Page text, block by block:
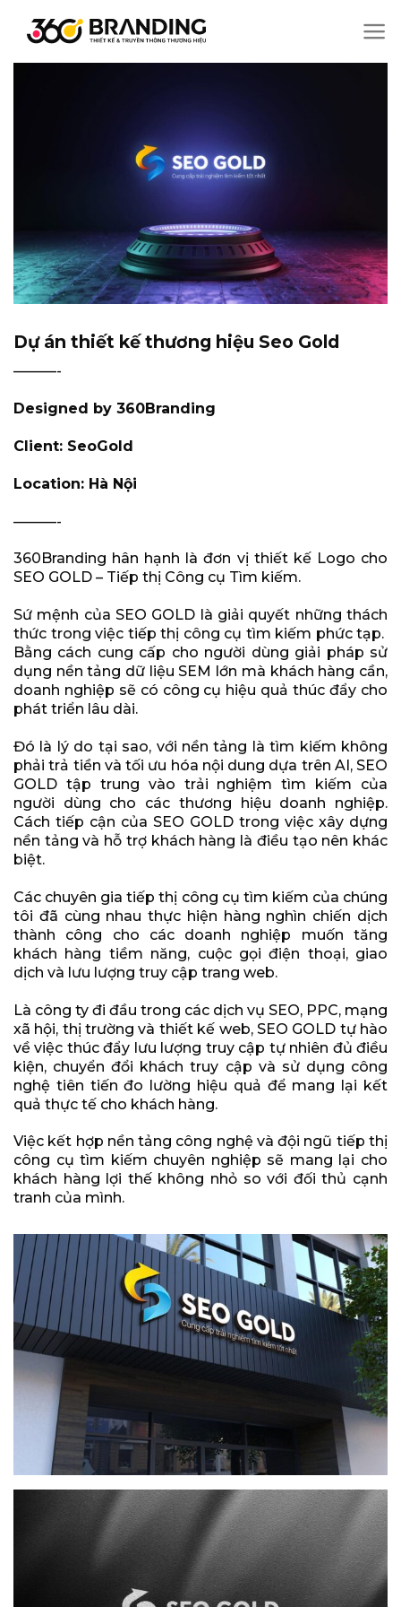
dung
Dự án thiết kế thương hiệu Seo Gold
———-
Designed by 360Branding
Client: SeoGold
Location: Hà Nội
———-
360Branding hân hạnh là đơn vị thiết kế Logo cho
SEO GOLD – Tiếp thị Công cụ Tìm kiếm.
Sứ mệnh của SEO GOLD là giải quyết những thách
thức trong việc tiếp thị công cụ tìm kiếm phức tạp.
Bằng cách cung cấp cho người dùng giải pháp sử
dụng nền tảng dữ liệu SEM lớn mà khách hàng cần,
doanh nghiệp sẽ có công cụ hiệu quả thúc đẩy cho
phát triển lâu dài.
Đó là lý do tại sao, với nền tảng là tìm kiếm không
phải trả tiền và tối ưu hóa nội dung dựa trên AI, SEO
GOLD tập trung vào trải nghiệm tìm kiếm của
người dùng cho các thương hiệu doanh nghiệp.
Cách tiếp cận của SEO GOLD trong việc xây dựng
nền tảng và hỗ trợ khách hàng là điều tạo nên khác
biệt.
Các chuyên gia tiếp thị công cụ tìm kiếm của chúng
tôi đã cùng nhau thực hiện hàng nghìn chiến dịch
thành công cho các doanh nghiệp muốn tăng
khách hàng tiềm năng, cuộc gọi điện thoại, giao
dịch và lưu lượng truy cập trang web.
Là công ty đi đầu trong các dịch vụ SEO, PPC, mạng
xã hội, thị trường và thiết kế web, SEO GOLD tự hào
về việc thúc đẩy lưu lượng truy cập tự nhiên đủ điều
kiện, chuyển đổi khách truy cập và sử dụng công
nghệ tiên tiến đo lường hiệu quả để mang lại kết
quả thực tế cho khách hàng.
Việc kết hợp nền tảng công nghệ và đội ngũ tiếp thị
công cụ tìm kiếm chuyên nghiệp sẽ mang lại cho
khách hàng lợi thế không nhỏ so với đối thủ cạnh
tranh của mình.